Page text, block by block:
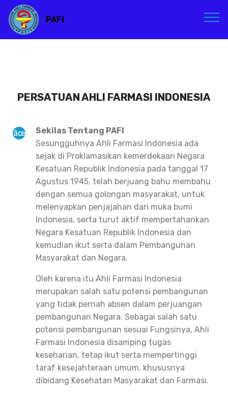
PAFI
PERSATUAN AHLI FARMASI INDONESIA
Sekilas Tentang PAFI
Sesungguhnya Ahli Farmasi Indonesia ada
sejak di Proklamasikan kemerdekaan Negara
Kesatuan Republik Indonesia pada tanggal 17
Agustus 1945, telah berjuang bahu membahu
dengan semua golongan masyarakat, untuk
melenyapkan penjajahan dari muka bumi
Indonesia, serta turut aktif mempertahankan
Negara Kesatuan Republik Indonesia dan
kemudian ikut serta dalam Pembangunan
Masyarakat dan Negara.
Oleh karena itu Ahli Farmasi Indonesia
merupakan salah satu potensi pembangunan
yang tidak pernah absen dalam perjuangan
pembangunan Negara. Sebagai salah satu
potensi pembangunan sesuai Fungsinya, Ahli
Farmasi Indonesia disamping tugas
keseharian, tetap ikut serta mempertinggi
taraf kesejahteraan umum, khususnya
dibidang Kesehatan Masyarakat dan Farmasi.